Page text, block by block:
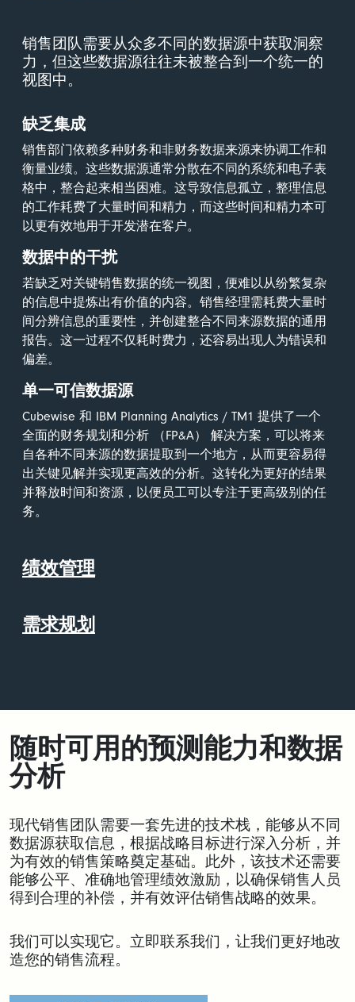
销售团队需要从众多不同的数据源中获取洞察
力，但这些数据源往往未被整合到一个统一的
视图中。
缺乏集成
销售部门依赖多种财务和非财务数据来源来协调工作和
衡量业绩。这些数据源通常分散在不同的系统和电子表
格中，整合起来相当困难。这导致信息孤立，整理信息
的工作耗费了大量时间和精力，而这些时间和精力本可
以更有效地用于开发潜在客户。
数据中的干扰
若缺乏对关键销售数据的统一视图，便难以从纷繁复杂
的信息中提炼出有价值的内容。销售经理需耗费大量时
间分辨信息的重要性，并创建整合不同来源数据的通用
报告。这一过程不仅耗时费力，还容易出现人为错误和
偏差。
单一可信数据源
Cubewise 和 IBM Planning Analytics / TM1 提供了一个
全面的财务规划和分析 （FP&A） 解决方案，可以将来
自各种不同来源的数据提取到一个地方，从而更容易得
出关键见解并实现更高效的分析。这转化为更好的结果
并释放时间和资源，以便员工可以专注于更高级别的任
务。
绩效管理
需求规划
随时可用的预测能力和数据
分析
现代销售团队需要一套先进的技术栈，能够从不同
数据源获取信息，根据战略目标进行深入分析，并
为有效的销售策略奠定基础。此外，该技术还需要
能够公平、准确地管理绩效激励，以确保销售人员
得到合理的补偿，并有效评估销售战略的效果。
我们可以实现它。立即联系我们，让我们更好地改
造您的销售流程。